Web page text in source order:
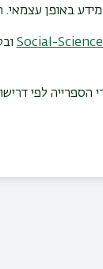
עצמאי. הסיוע
Social-
הספרייה לפי